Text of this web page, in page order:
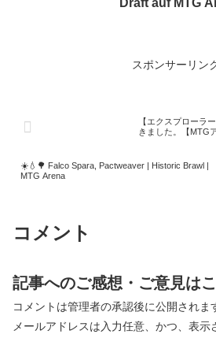
スポンサーリン
【エクスプローラ
きました。【MTG
☀️💧🌳 Falco Spara, Pactweaver | Historic Brawl |
MTG Arena
コメント
記事へのご感想・ご意見は
コメントは管理者の承認後に公開されま
メールアドレスは入力任意、かつ、表示